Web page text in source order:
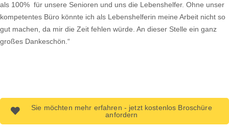
als 100% für unsere Senioren und uns die Lebenshelfer. Ohne unser
kompetentes Büro könnte ich als Lebenshelferin meine Arbeit nicht so
gut machen, da mir die Zeit fehlen würde. An dieser Stelle ein ganz
großes Dankeschön.“
Sie möchten mehr erfahren - jetzt kostenlos Broschüre
anfordern